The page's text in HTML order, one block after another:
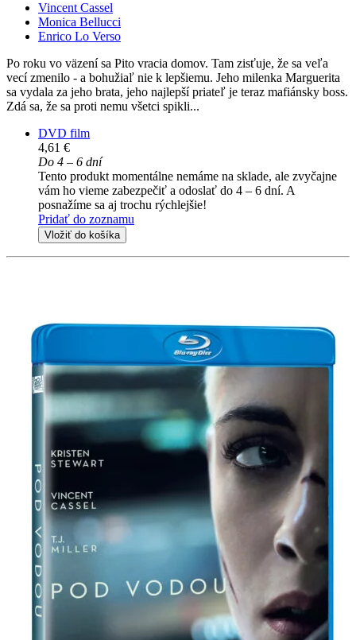
Vincent Cassel
Monica Bellucci
Enrico Lo Verso
Po roku vo väzení sa Pito vracia domov. Tam zisťuje, že sa veľa
vecí zmenilo - a bohužiaľ nie k lepšiemu. Jeho milenka Marguerita
sa vydala za jeho brata, jeho najlepší priateľ je teraz mafiánsky boss.
Zdá sa, že sa proti nemu všetci spikli...
DVD film
4,61 €
Do 4 – 6 dní
Tento produkt momentálne nemáme na sklade, ale zvyčajne
vám ho vieme zabezpečiť a odoslať do 4 – 6 dní. A
posnažíme sa aj trochu rýchlejšie!
Pridať do zoznamu
Vložiť do košíka